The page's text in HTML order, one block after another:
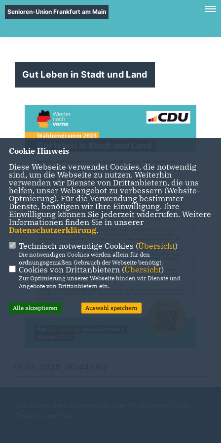
Senioren-Union Frankfurt am Main
Gut Leben in Stadt und Land
Cookie Hinweis
Diese Webseite verwendet Cookies, die notwendig
sind, um die Webseite zu nutzen. Weiterhin
verwenden wir Dienste von Drittanbietern, die uns
helfen, unser Webangebot zu verbessern (Website-
Optmierung). Für die Verwendung bestimmter
Dienste, benötigen wir Ihre Einwilligung. Ihre
Einwilligung können Sie jederzeit widerrufen. Weitere
Informationen finden Sie in unserer
Datenschutzerklärung.
Technisch notwendige Cookies (Übersicht)
Die notwendigen Cookies werden allein für den
ordnungsgemäßen Gebrauch der Webseite benötigt.
Cookies von Drittanbietern (Übersicht)
Zur Optimierung unserer Webseite binden wir Dienste und
Angebote von Drittanbietern ein.
Alle akzeptieren Auswahl speichern